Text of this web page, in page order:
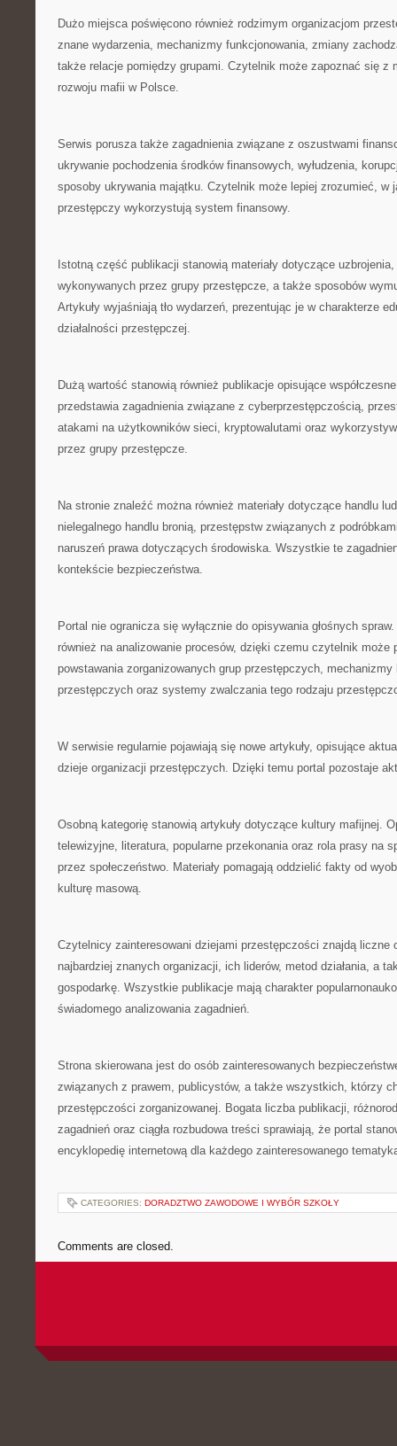
Dużo miejsca poświęcono również rodzimym organizacjom
znane wydarzenia, mechanizmy funkcjonowania, zmiany
także relacje pomiędzy grupami. Czytelnik może zapoznać się z
rozwoju mafii w Polsce.
Serwis porusza także zagadnienia związane z oszustwami
ukrywanie pochodzenia środków finansowych, wyłudzenia,
sposoby ukrywania majątku. Czytelnik może lepiej zrozumieć, w
przestępczy wykorzystują system finansowy.
Istotną część publikacji stanowią materiały dotyczące
wykonywanych przez grupy przestępcze, a także sposobów
Artykuły wyjaśniają tło wydarzeń, prezentując je w charakterze
działalności przestępczej.
Dużą wartość stanowią również publikacje opisujące
przedstawia zagadnienia związane z cyberprzestępczością,
atakami na użytkowników sieci, kryptowalutami oraz
przez grupy przestępcze.
Na stronie znaleźć można również materiały dotyczące handlu
nielegalnego handlu bronią, przestępstw związanych z
naruszeń prawa dotyczących środowiska. Wszystkie te
kontekście bezpieczeństwa.
Portal nie ogranicza się wyłącznie do opisywania głośnych
również na analizowanie procesów, dzięki czemu czytelnik może
powstawania zorganizowanych grup przestępczych, mechanizmy
przestępczych oraz systemy zwalczania tego rodzaju
W serwisie regularnie pojawiają się nowe artykuły, opisujące
dzieje organizacji przestępczych. Dzięki temu portal pozostaje
Osobną kategorię stanowią artykuły dotyczące kultury mafijnej.
telewizyjne, literatura, popularne przekonania oraz rola prasy na
przez społeczeństwo. Materiały pomagają oddzielić fakty od
kulturę masową.
Czytelnicy zainteresowani dziejami przestępczości znajdą liczne
najbardziej znanych organizacji, ich liderów, metod działania, a
gospodarkę. Wszystkie publikacje mają charakter
świadomego analizowania zagadnień.
Strona skierowana jest do osób zainteresowanych
związanych z prawem, publicystów, a także wszystkich, którzy
przestępczości zorganizowanej. Bogata liczba publikacji,
zagadnień oraz ciągła rozbudowa treści sprawiają, że portal
encyklopedię internetową dla każdego zainteresowanego
CATEGORIES: DORADZTWO ZAWODOWE I WYBÓR SZKOŁY
Comments are closed.